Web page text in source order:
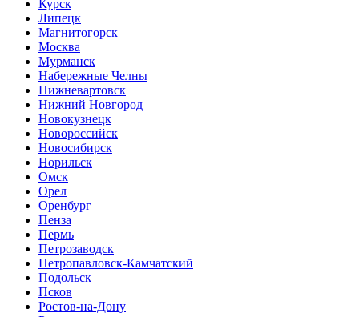
Курск
Липецк
Магнитогорск
Москва
Мурманск
Набережные Челны
Нижневартовск
Нижний Новгород
Новокузнецк
Новороссийск
Новосибирск
Норильск
Омск
Орел
Оренбург
Пенза
Пермь
Петрозаводск
Петропавловск-Камчатский
Подольск
Псков
Ростов-на-Дону